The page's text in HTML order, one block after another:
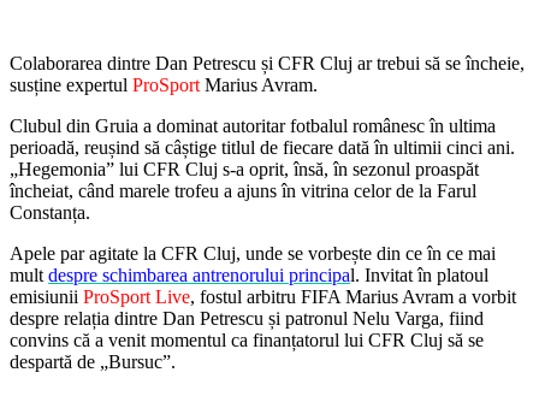
Colaborarea dintre Dan Petrescu și CFR Cluj ar trebui să se încheie,
susține expertul ProSportMarius Avram.
Clubul din Gruia a dominat autoritar fotbalul românesc în ultima
perioadă, reușind să câștige titlul de fiecare dată în ultimii cinci ani.
„Hegemonia” lui CFR Cluj s-a oprit, însă, în sezonul proaspăt
încheiat, când marele trofeu a ajuns în vitrina celor de la Farul
Constanța.
Apele par agitate la CFR Cluj, unde se vorbește din ce în ce mai
multdespre schimbarea antrenorului principal. Invitat în platoul
emisiunii ProSport Live, fostul arbitru FIFA Marius Avram a vorbit
despre relația dintre Dan Petrescu și patronul Nelu Varga, fiind
convins că a venit momentul ca finanțatorul lui CFR Cluj să se
despartă de „Bursuc”.